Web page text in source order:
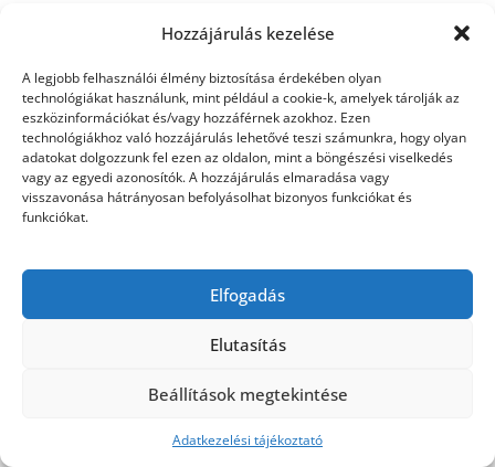
Hozzájárulás kezelése
A legjobb felhasználói élmény biztosítása érdekében olyan
technológiákat használunk, mint például a cookie-k, amelyek tárolják az
eszközinformációkat és/vagy hozzáférnek azokhoz. Ezen
technológiákhoz való hozzájárulás lehetővé teszi számunkra, hogy olyan
adatokat dolgozzunk fel ezen az oldalon, mint a böngészési viselkedés
vagy az egyedi azonosítók. A hozzájárulás elmaradása vagy
visszavonása hátrányosan befolyásolhat bizonyos funkciókat és
funkciókat.
Elfogadás
Elutasítás
Beállítások megtekintése
Adatkezelési tájékoztató
©2026 Utasbiztosítás| Design:Newspaperly
WordPress Theme